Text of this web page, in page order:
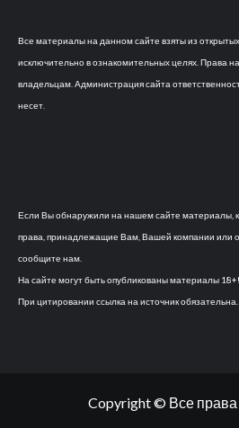
Все материалы на данном сайте взяты из
исключительно в ознакомительных целях. Права
владельцам. Администрация сайта
несет.
Если Вы обнаружили на нашем сайте материалы,
права, принадлежащие Вам, Вашей компании или
сообщите нам.
На сайте могут быть опубликованы материалы 18+!
При цитировании ссылка на источник обязательна.
Copyright © Все